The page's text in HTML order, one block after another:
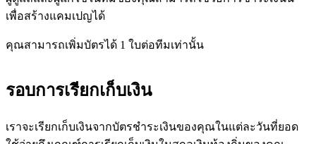
เพื่อสร้างแคมเปญได้
คุณสามารถเพิ่มบัตรได้ 1 ใบต่อทีมเท่านั้น
รอบการเรียกเก็บเงิน
เราจะเรียกเก็บเงินจากบัตรชำระเงินของคุณในแต่ละวันที่ยอด